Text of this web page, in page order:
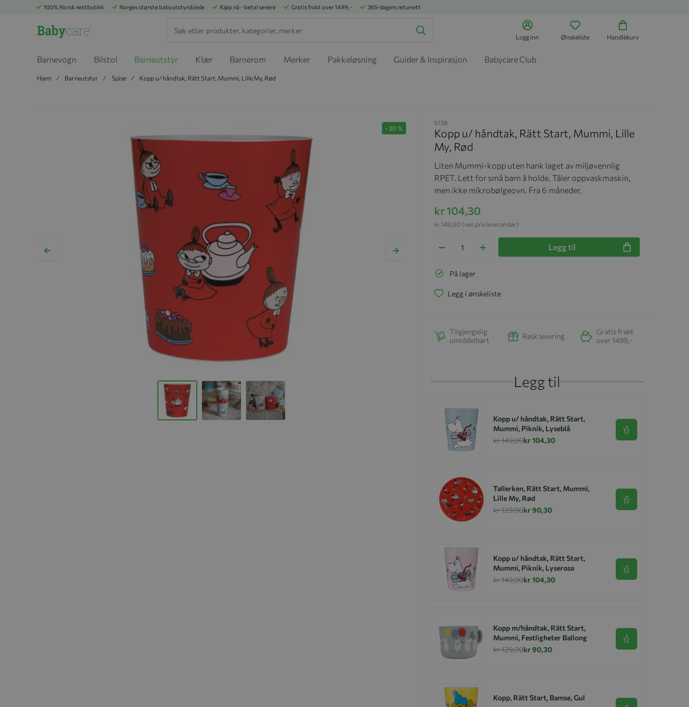
100% Norsk nettbutikk Norges største babyutstyrskjede Kjøp nå - betal senere Gratis frakt over 1499,- 365-dagers returrett
Logg inn Ønskeliste Handlekurv
Barnevogn Bilstol Barneutstyr Klær Barnerom Merker Pakkeløsning Guider & Inspirasjon Babycare Club
Hjem Barneutstyr Spise Kopp u/ håndtak, Rätt Start, Mummi, Lille My, Rød
- 30 %
6138
Kopp u/ håndtak, Rätt Start, Mummi, Lille
My, Rød
Liten Mummi-kopp uten hank laget av miljøvennlig
RPET. Lett for små barn å holde. Tåler oppvaskmaskin,
men ikke mikrobølgeovn. Fra 6 måneder.
kr 104,30
(veil.pris leverandør)
kr 149,00
Legg til
På lager
Legg i ønskeliste
Tilgjengelig
umiddelbart
Rask levering
Gratis frakt
over 1499,-
Legg til
Kopp u/ håndtak, Rätt Start,
Mummi, Piknik, Lyseblå
kr 149,00kr 104,30
Se produkt
Tallerken, Rätt Start, Mummi,
Lille My, Rød
kr 129,00kr 90,30
Se produkt
Kopp u/ håndtak, Rätt Start,
Mummi, Piknik, Lyserosa
kr 149,00kr 104,30
Se produkt
Kopp m/håndtak, Rätt Start,
Mummi, Festligheter Ballong
kr 129,00kr 90,30
Se produkt
Kopp, Rätt Start, Bamse, Gul